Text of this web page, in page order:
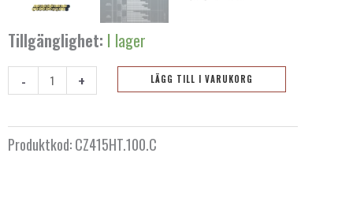
Tillgänglighet: I lager
-
CZ
415
+ LÄGG TILL I VARUKORG
Produktkod:CZ415HT.100.C